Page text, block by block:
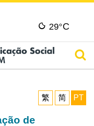
29°C
繁
简 PT
de